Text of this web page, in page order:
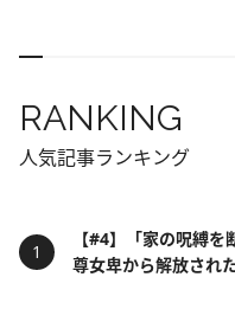
RANKING
人気記事ランキング
【#4】「家の呪縛
尊女卑から解放され